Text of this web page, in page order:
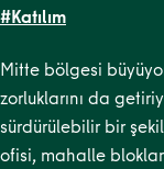
#Katılım
Mitte bölgesi
zorluklarını da
sürdürülebilir bir
ofisi, mahalle